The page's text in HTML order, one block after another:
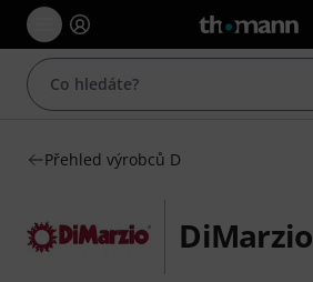
Přehled výrobců D
DiMarzio